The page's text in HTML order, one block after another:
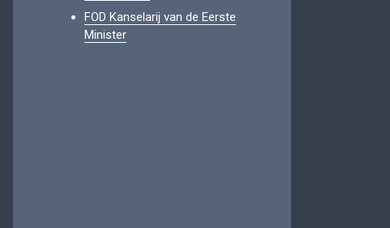
FOD Kanselarij van de Eerste
Minister